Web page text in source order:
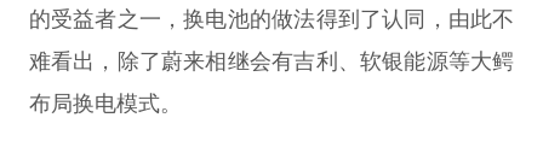
的受益者之一，换电池的做法得到了认同，由此不
难看出，除了蔚来相继会有吉利、软银能源等大鳄
布局换电模式。